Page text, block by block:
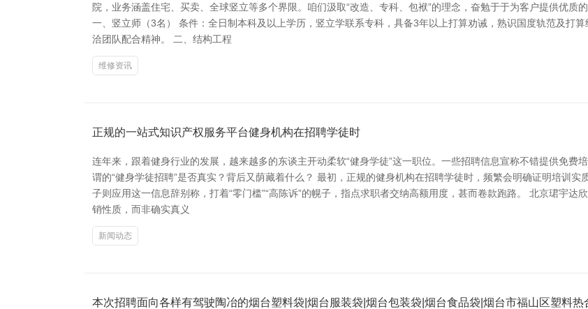
院，业务涵盖住宅、买卖、全球竖立等多个界限。咱们汲取“改造、专科、包袱”的理念，奋勉于于为客户提供优质
一、竖立师（3名） 条件：全日制本科及以上学历，竖立学联系专科，具备3年以上打算劝诫，熟识国度轨范及打
洽团队配合精神。 二、结构工程
维修资讯
正规的一站式知识产权服务平台健身机构在招聘学徒时
连年来，跟着健身行业的发展，越来越多的东谈主开动柔软“健身学徒”这一职位。一些招聘信息宣称不错提供免费
谓的“健身学徒招聘”是否真实？背后又荫藏着什么？ 最初，正规的健身机构在招聘学徒时，频繁会明确证明培训
子则应用这一信息辞别称，打着“零门槛”“高陈诉”的幌子，指点求职者交纳高额用度，甚而卷款跑路。 北京珺宇达
销性质，而非确实真义
新闻动态
本次招聘面向各样有驾驶陶冶的烟台塑料袋|烟台服装袋|烟台包装袋|烟台食品袋|烟台市福山区塑料热